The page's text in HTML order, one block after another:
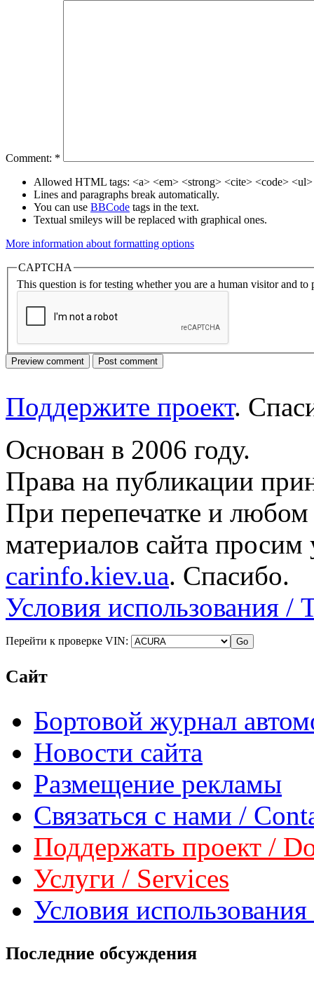
Comment: *
Allowed HTML tags: <a> <em> <strong> <cite> <code>
Lines and paragraphs break automatically.
You can use BBCode tags in the text.
Textual smileys will be replaced with graphical ones.
More information about formatting options
CAPTCHA
This question is for testing whether you are a human visitor and to
Поддержите проект.
Основан в 2006 году.
Права на публикации
При перепечатке и
материалов сайта просим
carinfo.kiev.ua. Спасибо.
Условия использования /
Перейти к проверке VIN:
Сайт
Бортовой журнал
Новости сайта
Размещение рекламы
Связаться с нами /
Поддержать проект /
Услуги / Services
Условия
Последние обсуждения